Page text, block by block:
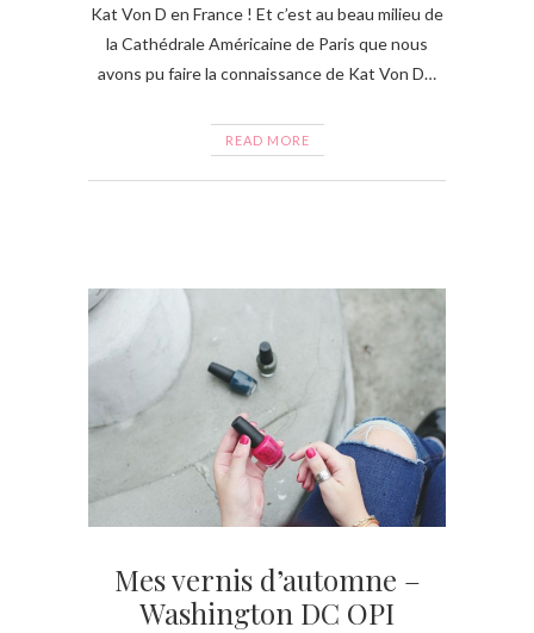
Kat Von D en France ! Et c’est au beau milieu de
la Cathédrale Américaine de Paris que nous
avons pu faire la connaissance de Kat Von D…
READ MORE
Mes vernis d’automne –
Washington DC OPI